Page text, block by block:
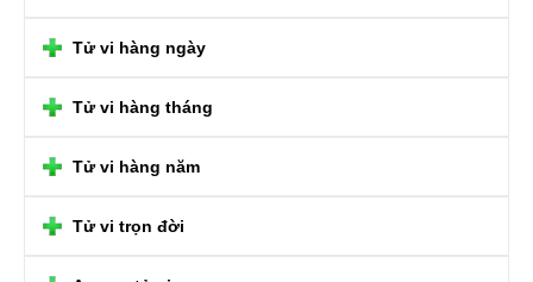
Tử vi hàng ngày
Tử vi hàng tháng
Tử vi hàng năm
Tử vi trọn đời